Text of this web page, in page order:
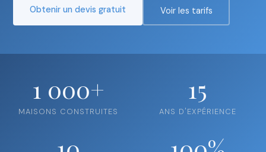
Obtenir un devis gratuit Voir les tarifs
1 000+
MAISONS CONSTRUITES
15
ANS D'EXPÉRIENCE